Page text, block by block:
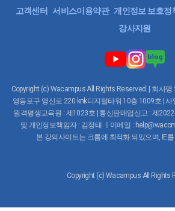
건설업을 하지 않는 일반 회사에도 휴게
38. 병원에서 목요일, 일요일 쉬는데, 목요일
가요?
토요일의 법적 성질(휴일과 휴무일 구분)
0:02:22
고객센터 서비스이용약관 개인정보 보호정
강사지원
Copyright (c) Wacampus All Rights Reserved. | 회사명
영등포구 영신로 220 knk디지털타워 10층 1009호 |
원격평생교육원 : 제1023호 | 통신판매업신고 : 제
및 개인정보책임자 : 김정태 ㅣ이메일 :
본 강의사이트는 크롬에 최적화 되있으며, IE
Copyright (c) Wacampus All Rights